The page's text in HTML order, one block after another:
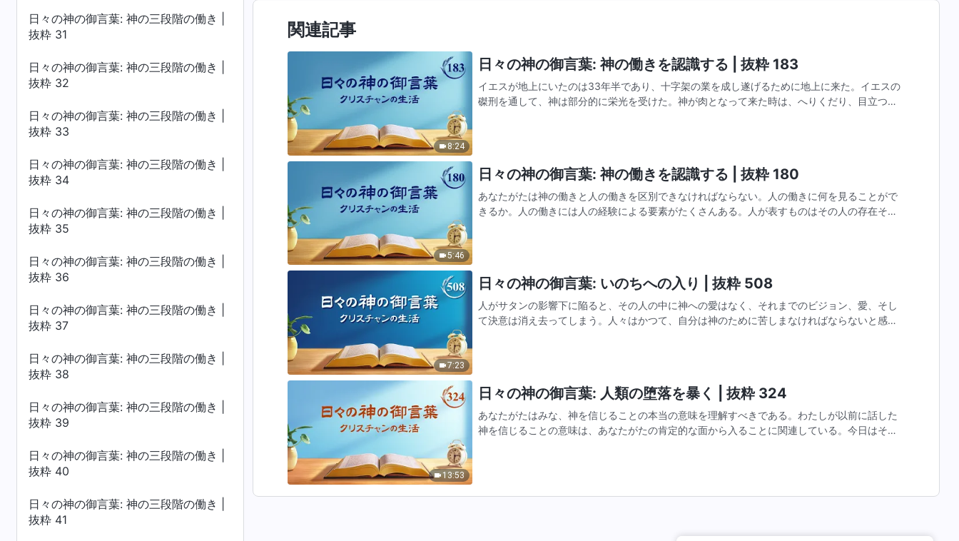
日々の神の御言葉: 神の三段階の働き |
抜粋 31
日々の神の御言葉: 神の三段階の働き |
抜粋 32
日々の神の御言葉: 神の三段階の働き |
抜粋 33
日々の神の御言葉: 神の三段階の働き |
抜粋 34
日々の神の御言葉: 神の三段階の働き |
抜粋 35
日々の神の御言葉: 神の三段階の働き |
抜粋 36
日々の神の御言葉: 神の三段階の働き |
抜粋 37
日々の神の御言葉: 神の三段階の働き |
抜粋 38
日々の神の御言葉: 神の三段階の働き |
抜粋 39
日々の神の御言葉: 神の三段階の働き |
抜粋 40
日々の神の御言葉: 神の三段階の働き |
抜粋 41
関連記事
8:24
日々の神の御言葉: 神の働きを認識する | 抜粋 183
イエスが地上にいたのは33年半であり、十字架の業を成し遂げるために地上に来た。イエスの
磔刑を通して、神は部分的に栄光を受けた。神が肉となって来た時は、へりくだり、目立つこ
5:46
日々の神の御言葉: 神の働きを認識する | 抜粋 180
あなたがたは神の働きと人の働きを区別できなければならない。人の働きに何を見ることがで
きるか。人の働きには人の経験による要素がたくさんある。人が表すものはその人の存在その
7:23
日々の神の御言葉: いのちへの入り | 抜粋 508
人がサタンの影響下に陥ると、その人の中に神への愛はなく、それまでのビジョン、愛、そし
て決意は消え去ってしまう。人々はかつて、自分は神のために苦しまなければならないと感じ
13:53
日々の神の御言葉: 人類の堕落を暴く | 抜粋 324
あなたがたはみな、神を信じることの本当の意味を理解すべきである。わたしが以前に話した
神を信じることの意味は、あなたがたの肯定的な面から入ることに関連している。今日はそう